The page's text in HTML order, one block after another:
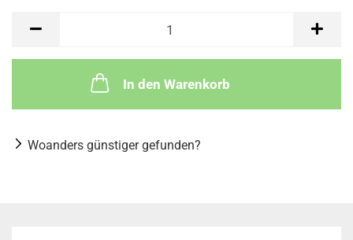
In den Warenkorb
Woanders günstiger gefunden?